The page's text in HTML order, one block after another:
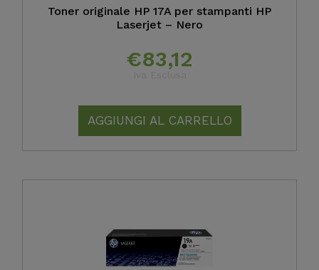
Toner originale HP 17A per stampanti HP
Laserjet – Nero
€83,12
AGGIUNGI AL CARRELLO